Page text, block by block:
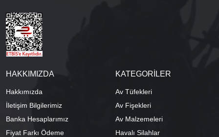
HAKKIMIZDA
Hakkımızda
İletişim Bilgilerimiz
Banka Hesaplarımız
Fiyat Farkı Ödeme
KATEGORİLER
Av Tüfekleri
Av Fişekleri
Av Malzemeleri
Havalı Silahlar